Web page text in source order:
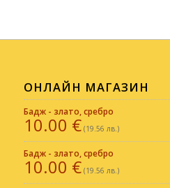
ОНЛАЙН МАГАЗИН
Бадж - злато, сребро
10.00 €(19.56 лв.)
Бадж - злато, сребро
10.00 €(19.56 лв.)